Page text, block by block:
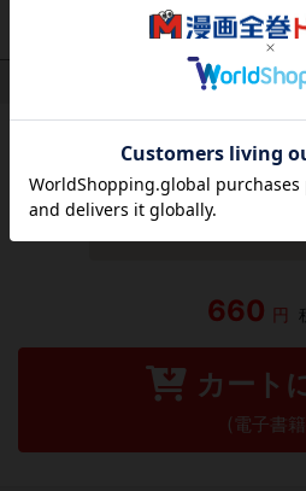
（関連商品を含む）
方のために感想を共有し
660 円
カート
(電子書